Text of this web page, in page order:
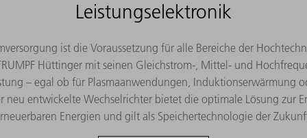
Leistungselektronik
ist die Voraussetzung für alle Bereiche der
Hüttinger mit seinen Gleichstrom-, Mittel- und
– egal ob für Plasmaanwendungen, Induktionserwärmung
neu entwickelte Wechselrichter bietet die optimale Lösung zur
Energien und gilt als Speichertechnologie der